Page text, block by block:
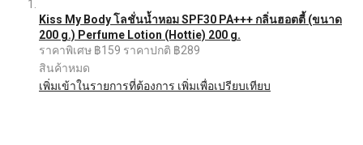
Kiss My Body โลชั่นน้ำหอม SPF30 PA+++ กลิ่นฮอตตี้ (ขนาด
200 g.) Perfume Lotion (Hottie) 200 g.
ราคาพิเศษ ฿159 ราคาปกติ ฿289
สินค้าหมด
เพิ่มเข้าในรายการที่ต้องการ เพิ่มเพื่อเปรียบเทียบ